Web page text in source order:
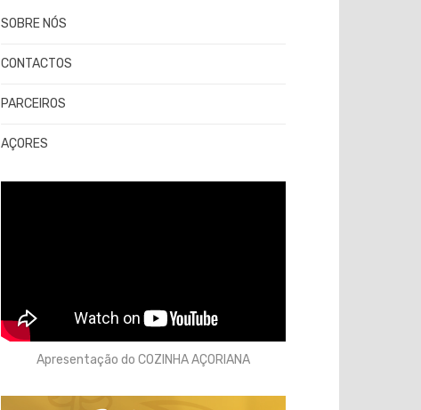
SOBRE NÓS
CONTACTOS
PARCEIROS
AÇORES
Apresentação do COZINHA AÇORIANA